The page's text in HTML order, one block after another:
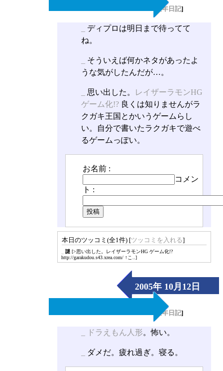
長年日記]
ディプロは明日まで待ってて
ね。
そういえば何かネタがあったよ
うな気がしたんだが…。
思い出した。
レイザーラモンHG
ゲーム化!?良くは知りませんがラ
クガキ王国とかいうゲームらし
い。自分で書いたラクガキで遊べ
るゲームっぽい。
お名前 :
コメン
ト :
本日のツッコミ(全1件) [ツッコミを入れる]
謎[>思い出した。レイザーラモンHG ゲーム化!?
http://garakudou.s43.xrea.com/ ↑こ..]
2005年 10月12日
（Wed）
長年日記]
ドラえもん人形。怖い。
ダメだ。疲れ過ぎ。寝る。